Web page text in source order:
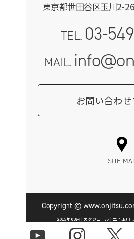
2015年08月 | スケジュール | 二子玉川
東京都世田谷区玉川2-
TEL. 03-
MAIL.
お問い合わ
SITE
Copyright ©